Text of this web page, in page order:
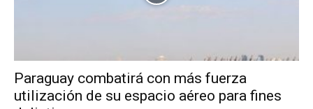
Paraguay combatirá con más fuerza
utilización de su espacio aéreo para fines